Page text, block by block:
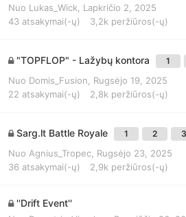
Nuo Lukas_Wick
Lapkričio 2, 2025
43 atsakymai(-ų) 3,2k peržiūros(-ų)
"TOPFLOP" - Lažybų kontora 1
Nuo Domis_Fusion
Rugsėjo 19, 2025
22 atsakymai(-ų) 2,8k peržiūros(-ų)
Sarg.lt Battle Royale 1 2 3
Nuo Agnius_Tropec Rugsėjo 23, 2025
36 atsakymai(-ų) 2,9k peržiūros(-ų)
''Drift Event''